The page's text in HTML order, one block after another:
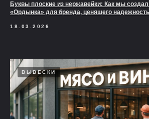
Буквы плоские из нержавейки: Как мы
«Ордынка» для бренда, ценящего
18.03.2026
ВЫВЕСКИ